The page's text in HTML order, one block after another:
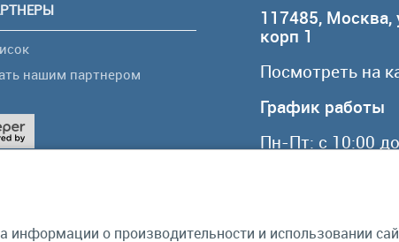
нашим партнером
117485,
корп 1
Посмотреть на
График работы
Пн-Пт: с 10:00
о производительности и использовании